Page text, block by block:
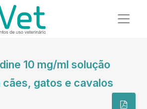
10 mg/ml solução
gatos e cavalos